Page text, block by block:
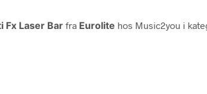
Fx Laser Bar fra Eurolite hos Music2you i